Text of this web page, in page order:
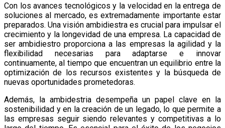
Con los avances tecnológicos y la velocidad en la entrega de
soluciones al mercado, es extremadamente importante estar
preparados. Una visión ambidiestra es crucial para impulsar el
crecimiento y la longevidad de una empresa. La capacidad de
ser ambidiestro proporciona a las empresas la agilidad y la
flexibilidad necesarias para adaptarse e innovar
continuamente, al tiempo que encuentran un equilibrio entre la
optimización de los recursos existentes y la búsqueda de
nuevas oportunidades prometedoras.
Además, la ambidestria desempeña un papel clave en la
sostenibilidad y en la creación de un legado, lo que permite a
las empresas seguir siendo relevantes y competitivas a lo